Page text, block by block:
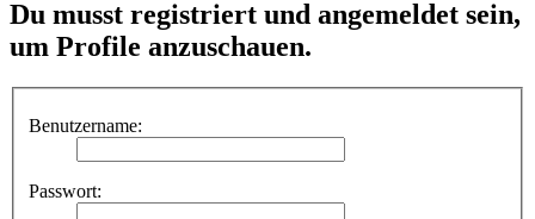
Du musst registriert und angemeldet sein,
um Profile anzuschauen.
Benutzername:
Passwort: